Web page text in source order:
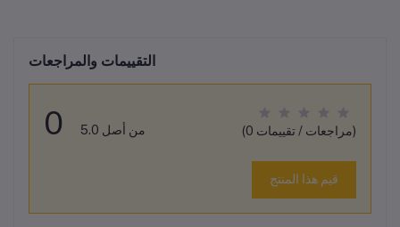
التقييمات والمراجعات
0 من أصل 5.0 (0 مراجعات / تقييمات)
قيم هذا المنتج